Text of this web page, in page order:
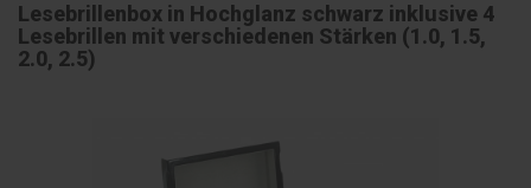
Lesebrillenbox in Hochglanz schwarz inklusive 4
Lesebrillen mit verschiedenen Stärken (1.0, 1.5,
2.0, 2.5)